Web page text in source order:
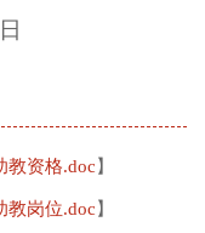
教资格.doc 】
教岗位.doc 】